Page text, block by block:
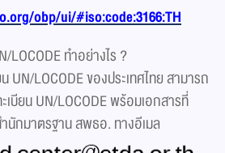
obp/ui/#iso:code:3166:TH
LOCODE ทำอย่างไร ?
UN/LOCODE ของประเทศไทย สามารถ
เบียน UN/LOCODE พร้อมเอกสารที่
นักมาตรฐาน สพธอ. ทางอีเมล